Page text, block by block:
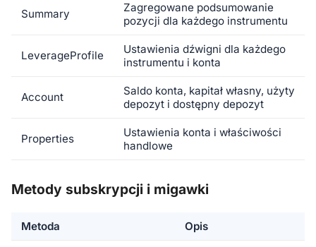
Summary
Zagregowane podsumowanie
pozycji dla każdego instrumentu
LeverageProfile
Ustawienia dźwigni dla każdego
instrumentu i konta
Account
Saldo konta, kapitał własny, użyty
depozyt i dostępny depozyt
Properties
Ustawienia konta i właściwości
handlowe
Metody subskrypcji i migawki
Metoda Opis